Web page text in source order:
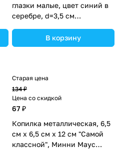
глазки малые, цвет синий в
серебре, d=3,5 см
В корзину
Старая цена
134 ₽
Цена со скидкой
67 ₽
Копилка металлическая, 6,5
см х 6,5 см х 12 см "Самой
классной", Минни Маус